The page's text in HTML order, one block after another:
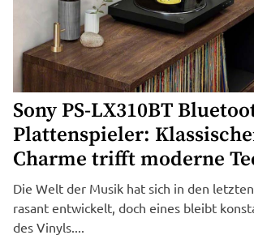
Sony PS-LX310BT
Plattenspieler:
Charme trifft moderne
Die Welt der Musik hat sich in den
rasant entwickelt, doch eines bleibt
des Vinyls....